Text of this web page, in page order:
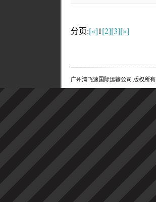
分页:[«]1[2][3][»]
广州清飞速国际运输公司 版权所有